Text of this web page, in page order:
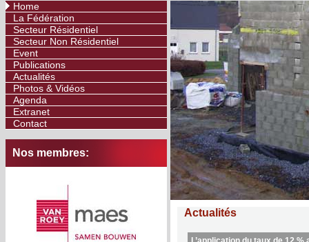
Home
La Fédération
Secteur Résidentiel
Secteur Non Résidentiel
Event
Publications
Actualités
Photos & Vidéos
Agenda
Extranet
Contact
Nos membres:
Actualités